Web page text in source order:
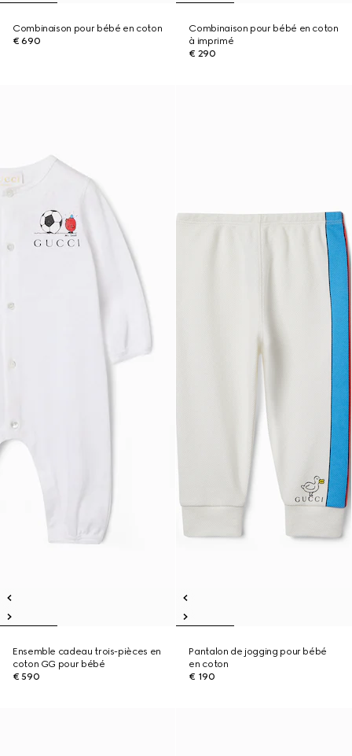
Combinaison pour bébé en coton
€ 690
Combinaison pour bébé en coton
à imprimé
€ 290
Ensemble cadeau trois-pièces en
coton GG pour bébé
€ 590
Pantalon de jogging pour bébé
en coton
€ 190